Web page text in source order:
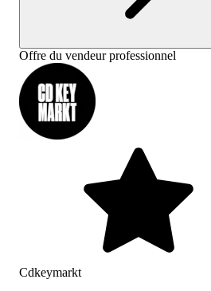
Offre du vendeur professionnel
Cdkeymarkt